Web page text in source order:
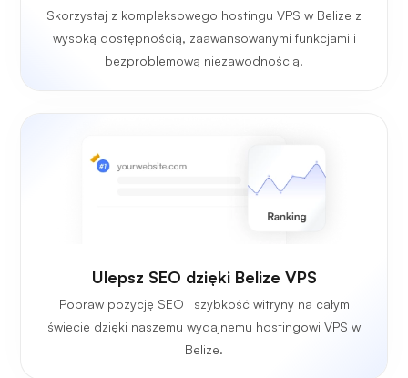
Skorzystaj z kompleksowego hostingu VPS w Belize z
wysoką dostępnością, zaawansowanymi funkcjami i
bezproblemową niezawodnością.
Ulepsz SEO dzięki Belize VPS
Popraw pozycję SEO i szybkość witryny na całym
świecie dzięki naszemu wydajnemu hostingowi VPS w
Belize.